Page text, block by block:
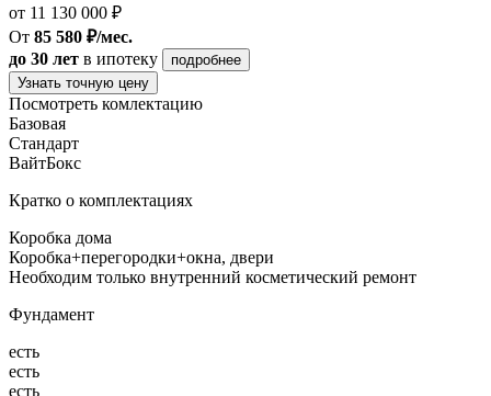
от 11 130 000 ₽
От 85 580 ₽/мес.
до 30 лет в ипотеку
подробнее
Узнать точную цену
Посмотреть комлектацию
Базовая
Стандарт
ВайтБокс
Кратко о комплектациях
Коробка дома
Коробка+перегородки+окна, двери
Необходим только внутренний косметический ремонт
Фундамент
есть
есть
есть